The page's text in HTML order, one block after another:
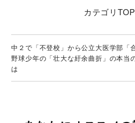
カテゴリ
中２で「不登校」から公立大医学部「
野球少年の「壮大な紆余曲折」の本当
は